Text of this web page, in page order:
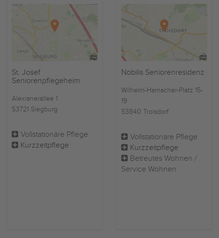
St. Josef
Seniorenpflegeheim
Alexianerallee 1
53721 Siegburg
Vollstationäre Pflege
Kurzzeitpflege
Nobilis Seniorenresidenz
Wilhelm-Hamacher-Platz 15-
19
53840 Troisdorf
Vollstationäre Pflege
Kurzzeitpflege
Betreutes Wohnen /
Service Wohnen